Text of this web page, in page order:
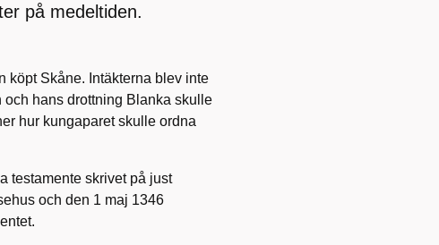
på medeltiden.
köpt Skåne. Intäkterna blev inte
hans drottning Blanka skulle
hur kungaparet skulle ordna
testamente skrivet på just
och den 1 maj 1346